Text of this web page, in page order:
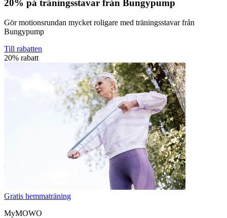
20% på träningsstavar från Bungypump
Gör motionsrundan mycket roligare med träningsstavar från
Bungypump
Till rabatten
20% rabatt
Gratis hemmaträning
MyMOWO